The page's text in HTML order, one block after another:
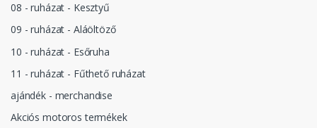
08 - ruházat - Kesztyű
09 - ruházat - Aláöltöző
10 - ruházat - Esőruha
11 - ruházat - Fűthető ruházat
ajándék - merchandise
Akciós motoros termékek